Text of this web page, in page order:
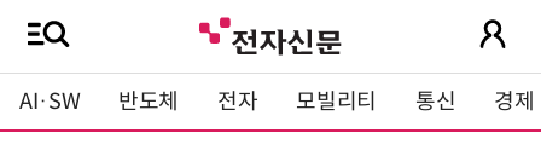
AI·SW 반도체 전자 모빌리티 통신 경제